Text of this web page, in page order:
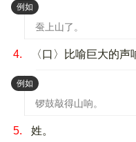
例如 ：
蚕上山了。
4. 〈口〉比喻巨大的声
例如 ：
锣鼓敲得山响。
5. 姓。